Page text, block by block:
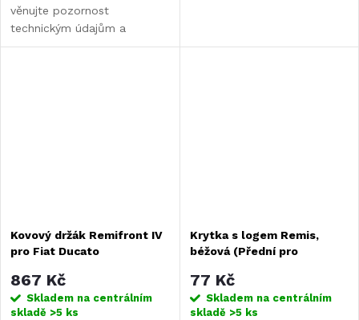
věnujte pozornost
technickým údajům a
informacím o výrobku.
Kovový držák Remifront IV
pro Fiat Ducato
867 Kč
Skladem na centrálním
skladě >5 ks
Krytka s logem Remis,
béžová (Přední pro
77 Kč
Skladem na centrálním
skladě >5 ks